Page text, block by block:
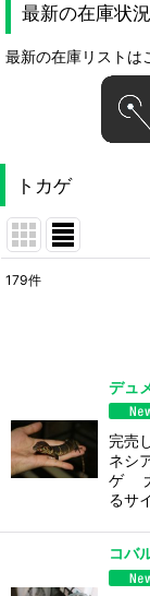
最新の在庫状況
最新の在庫リストは
トカゲ
179件
デュ
完売
ネシ
ゲ 大
るサ
コバ